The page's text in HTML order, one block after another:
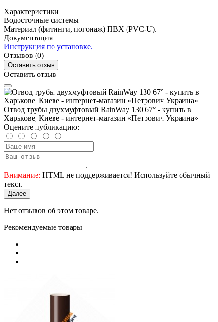
Характеристики
Водосточные системы
Материал (фитинги, погонаж) ПВХ (PVC-U).
Документация
Инструкция по установке.
Отзывов (0)
Оставить отзыв
Оставить отзыв
Отвод трубы двухмуфтовый RainWay 130 67° - купить в
Харькове, Киеве - интернет-магазин «Петрович Украина»
Оцените публикацию:
Внимание: HTML не поддерживается! Используйте обычный
текст.
Далее
Нет отзывов об этом товаре.
Рекомендуемые товары